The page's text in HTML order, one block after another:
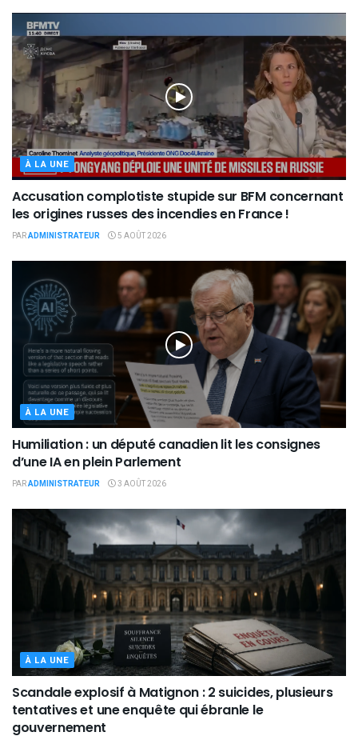
À LA UNE
Accusation complotiste stupide sur BFM concernant
les origines russes des incendies en France !
PARADMINISTRATEUR 5 AOÛT 2026
À LA UNE
Humiliation : un député canadien lit les consignes
d’une IA en plein Parlement
PARADMINISTRATEUR 3 AOÛT 2026
À LA UNE
Scandale explosif à Matignon : 2 suicides, plusieurs
tentatives et une enquête qui ébranle le
gouvernement